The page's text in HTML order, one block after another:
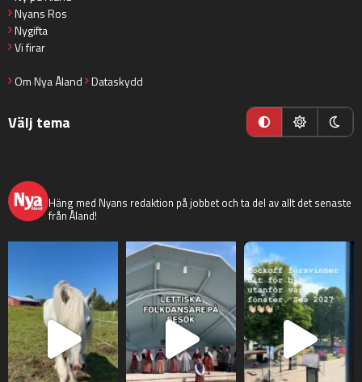
Nyans Ros
Nygifta
Vi firar
Om Nya Åland Dataskydd
Välj tema
Häng med Nyans redaktion på jobbet och ta del av allt det senaste
från Åland!